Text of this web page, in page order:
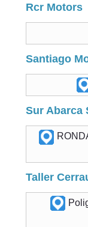
Rcr Motors
Santiago
Sur Abarca
Taller